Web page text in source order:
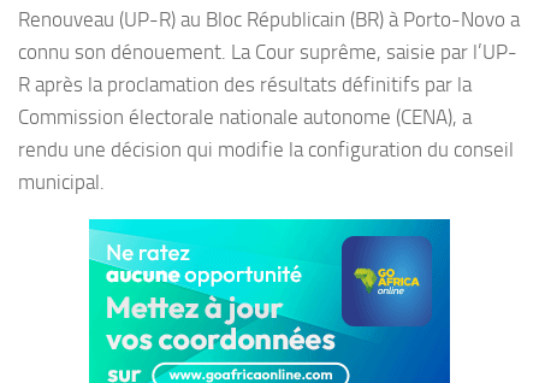
Renouveau (UP-R) au Bloc Républicain (BR) à Porto-Novo a
connu son dénouement. La Cour suprême, saisie par l’UP-
R après la proclamation des résultats définitifs par la
Commission électorale nationale autonome (CENA), a
rendu une décision qui modifie la configuration du conseil
municipal.